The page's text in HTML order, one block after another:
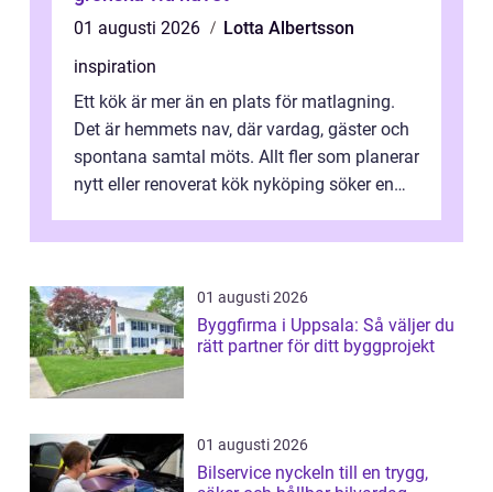
01 augusti 2026
Lotta Albertsson
inspiration
Ett kök är mer än en plats för matlagning.
Det är hemmets nav, där vardag, gäster och
spontana samtal möts. Allt fler som planerar
nytt eller renoverat kök nyköping söker en
01 augusti 2026
Byggfirma i Uppsala: Så väljer du
rätt partner för ditt byggprojekt
01 augusti 2026
Bilservice nyckeln till en trygg,